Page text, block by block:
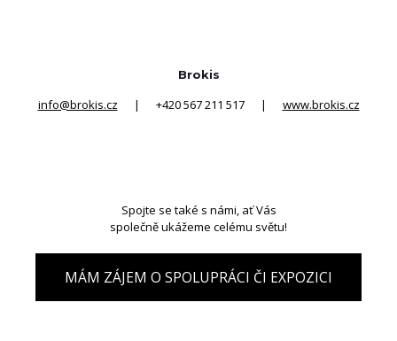
Brokis
info@brokis.cz | +420 567 211 517 | www.brokis.cz
Spojte se také s námi, ať Vás
společně ukážeme celému světu!
MÁM ZÁJEM O SPOLUPRÁCI ČI EXPOZICI